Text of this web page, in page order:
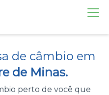
de câmbio em
de Minas.
perto de você que